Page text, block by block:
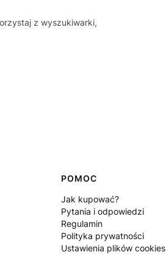
z wyszukiwarki,
POMOC
Jak kupować?
Pytania i odpowiedzi
Regulamin
Polityka prywatności
Ustawienia plików cookies